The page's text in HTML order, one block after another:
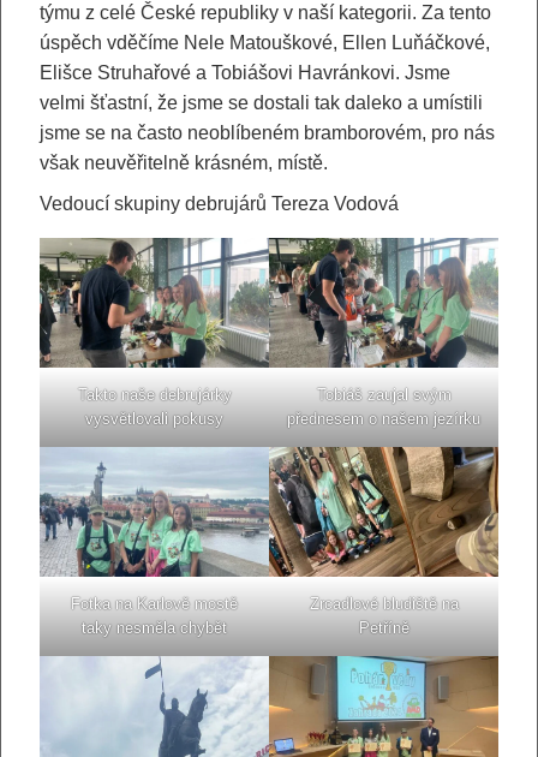
týmu z celé České republiky v naší kategorii. Za tento
úspěch vděčíme Nele Matouškové, Ellen Luňáčkové,
Elišce Struhařové a Tobiášovi Havránkovi. Jsme
velmi šťastní, že jsme se dostali tak daleko a umístili
jsme se na často neoblíbeném bramborovém, pro nás
však neuvěřitelně krásném, místě.
Vedoucí skupiny debrujárů Tereza Vodová
Takto naše debrujárky
vysvětlovali pokusy
Tobiáš zaujal svým
přednesem o našem jezírku
Fotka na Karlově mostě
taky nesměla chybět
Zrcadlové bludiště na
Petříně